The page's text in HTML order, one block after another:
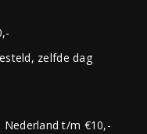
zelfde dag
t/m €10,-